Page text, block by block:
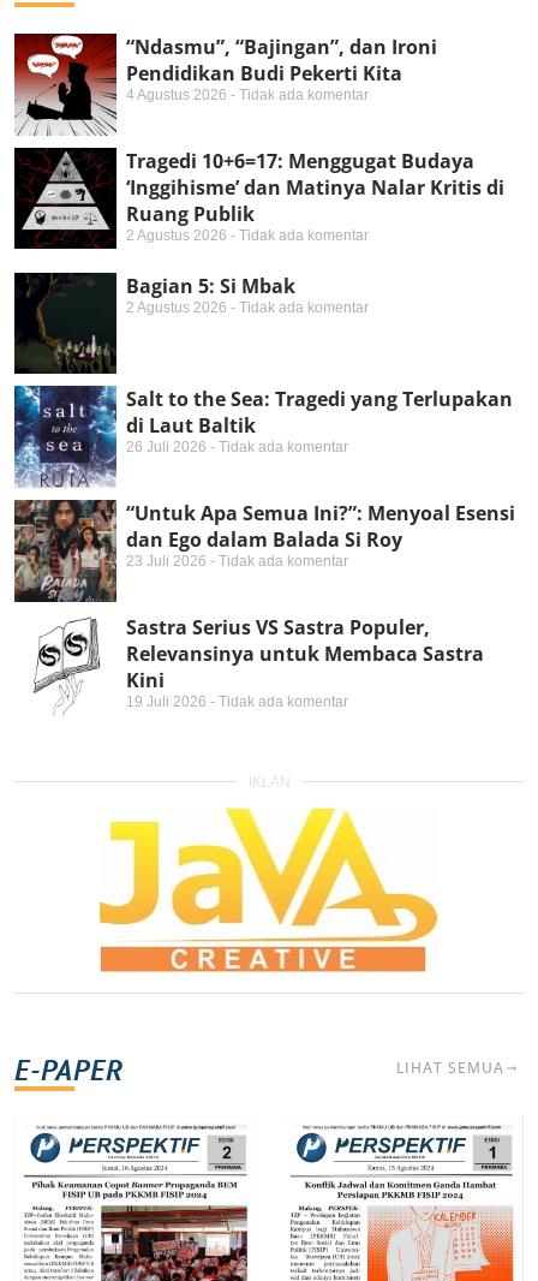
“Ndasmu”, “Bajingan”, dan Ironi
Pendidikan Budi Pekerti Kita
4 Agustus 2026 Tidak ada komentar
Tragedi 10+6=17: Menggugat Budaya
‘Inggihisme’ dan Matinya Nalar Kritis di
Ruang Publik
2 Agustus 2026 Tidak ada komentar
Bagian 5: Si Mbak
2 Agustus 2026 Tidak ada komentar
Salt to the Sea: Tragedi yang Terlupakan
di Laut Baltik
26 Juli 2026 Tidak ada komentar
“Untuk Apa Semua Ini?”: Menyoal Esensi
dan Ego dalam Balada Si Roy
23 Juli 2026 Tidak ada komentar
Sastra Serius VS Sastra Populer,
Relevansinya untuk Membaca Sastra
Kini
19 Juli 2026 Tidak ada komentar
IKLAN
E-PAPER LIHAT SEMUA